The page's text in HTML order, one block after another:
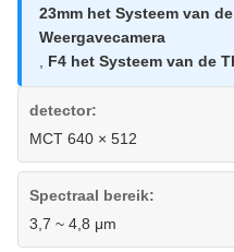
23mm het Systeem van
Weergavecamera
F4 het Systeem van de
detector:
MCT 640 × 512
Spectraal bereik:
3,7 ~ 4,8 μm